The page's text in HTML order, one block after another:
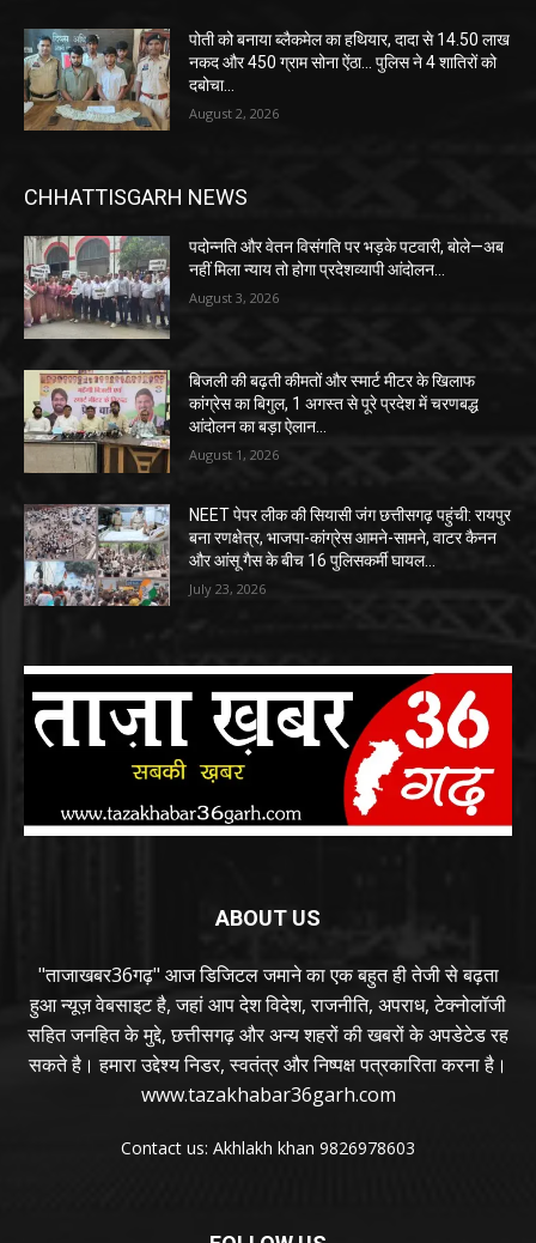
पोती को बनाया ब्लैकमेल का हथियार, दादा से 14.50 लाख
नकद और 450 ग्राम सोना ऐंठा… पुलिस ने 4 शातिरों को
दबोचा…
August 2, 2026
CHHATTISGARH NEWS
पदोन्नति और वेतन विसंगति पर भड़के पटवारी, बोले—अब
नहीं मिला न्याय तो होगा प्रदेशव्यापी आंदोलन…
August 3, 2026
बिजली की बढ़ती कीमतों और स्मार्ट मीटर के खिलाफ
कांग्रेस का बिगुल, 1 अगस्त से पूरे प्रदेश में चरणबद्ध
आंदोलन का बड़ा ऐलान…
August 1, 2026
NEET पेपर लीक की सियासी जंग छत्तीसगढ़ पहुंची: रायपुर
बना रणक्षेत्र, भाजपा-कांग्रेस आमने-सामने, वाटर कैनन
और आंसू गैस के बीच 16 पुलिसकर्मी घायल…
July 23, 2026
ABOUT US
"ताजाखबर36गढ़" आज डिजिटल जमाने का एक बहुत ही तेजी से बढ़ता
हुआ न्यूज़ वेबसाइट है, जहां आप देश विदेश, राजनीति, अपराध, टेक्नोलॉजी
सहित जनहित के मुद्दे, छत्तीसगढ़ और अन्य शहरों की खबरों के अपडेटेड रह
सकते है। हमारा उद्देश्य निडर, स्वतंत्र और निष्पक्ष पत्रकारिता करना है।
www.tazakhabar36garh.com
Contact us: Akhlakh khan 9826978603